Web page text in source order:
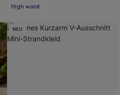
High waist
NEU